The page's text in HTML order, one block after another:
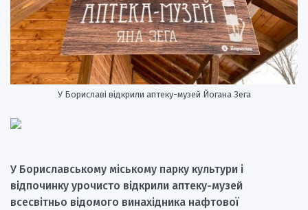
У Бориславі відкрили аптеку-музей Йогана Зега
У Бориславському міському парку культури і
відпочинку урочисто відкрили аптеку-музей
всесвітньо відомого винахідника нафтової